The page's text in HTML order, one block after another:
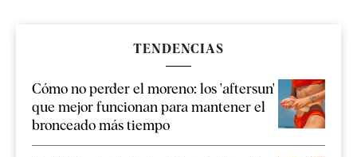
TENDENCIAS
Cómo no perder el moreno: los 'aftersun'
que mejor funcionan para mantener el
bronceado más tiempo